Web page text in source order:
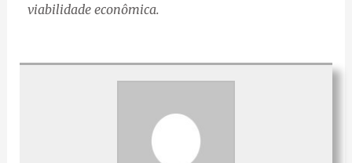
viabilidade econômica.